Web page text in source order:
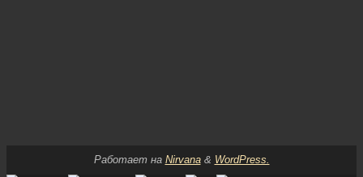
Работает на Nirvana& WordPress.